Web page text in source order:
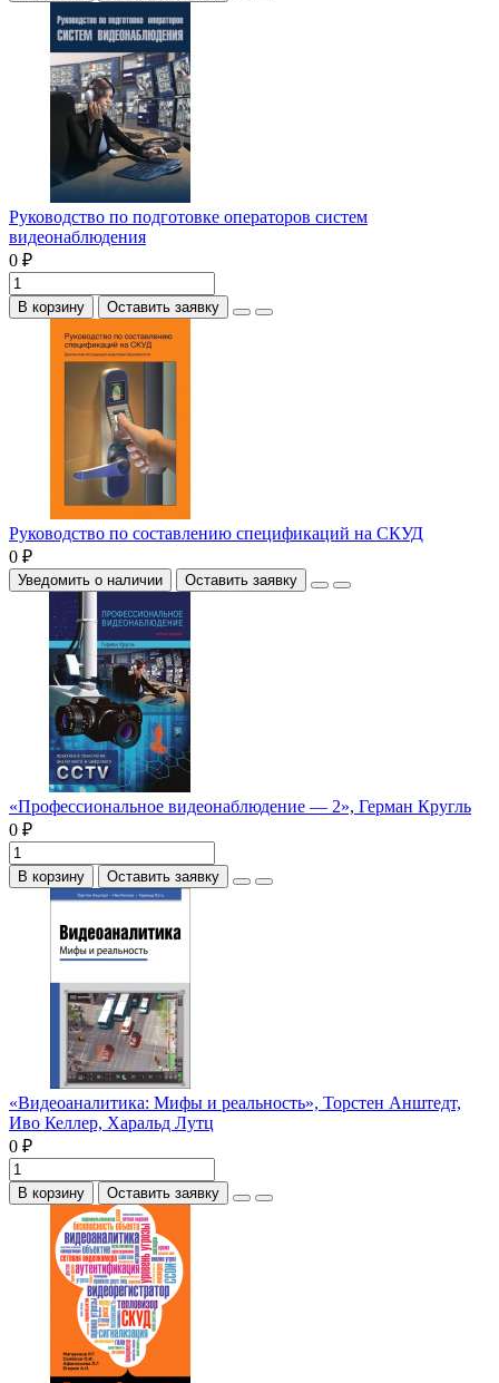
Руководство по подготовке операторов систем
видеонаблюдения
0 ₽
В корзину Оставить заявку
Руководство по составлению спецификаций на СКУД
0 ₽
Уведомить о наличии Оставить заявку
«Профессиональное видеонаблюдение — 2», Герман Кругль
0 ₽
В корзину Оставить заявку
«Видеоаналитика: Мифы и реальность», Торстен Анштедт,
Иво Келлер, Харальд Лутц
0 ₽
В корзину Оставить заявку